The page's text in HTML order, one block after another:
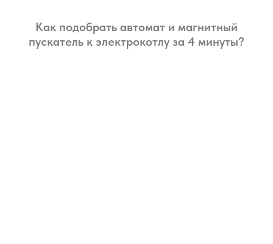
Как подобрать автомат и магнитный
пускатель к электрокотлу за 4 минуты?